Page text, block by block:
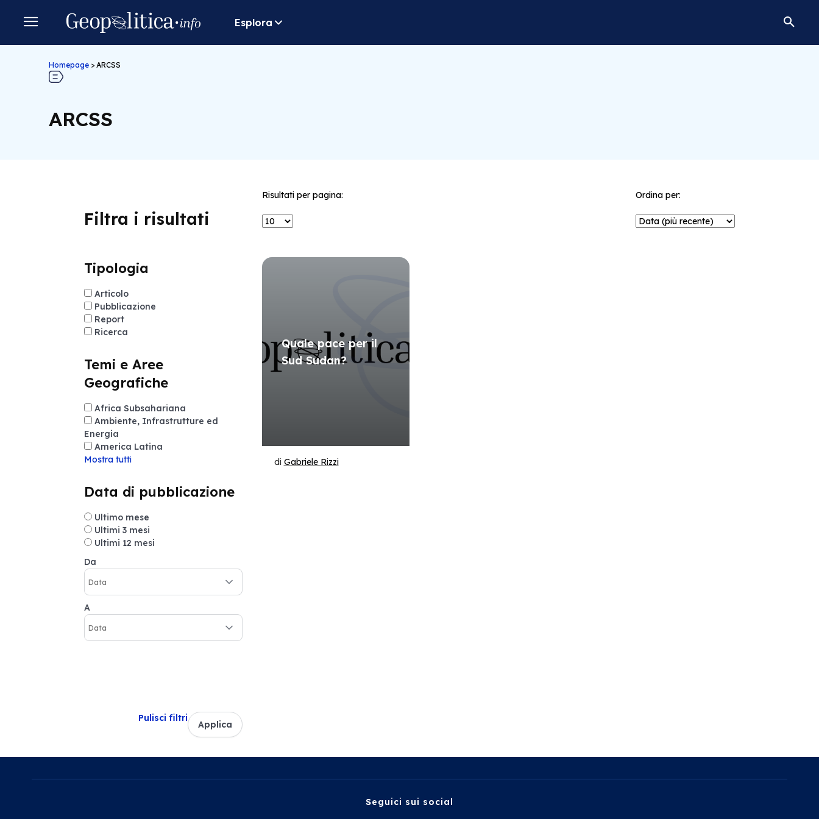
Esplora
Homepage > ARCSS
ARCSS
Filtra i risultati
Tipologia
Articolo
Pubblicazione
Report
Ricerca
Temi e Aree
Geografiche
Africa Subsahariana
Ambiente, Infrastrutture ed
Energia
America Latina
Mostra tutti
Data di pubblicazione
Ultimo mese
Ultimi 3 mesi
Ultimi 12 mesi
Da
A
Pulisci filtri
Applica
Risultati per pagina: Ordina per:
Quale pace per il
Sud Sudan?
di Gabriele Rizzi
Seguici sui social